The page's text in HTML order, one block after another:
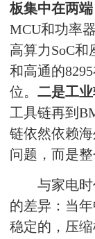
板集中在两端
MCU和功率
高算力SoC
和高通的
位。 二是工业
工具链再到
链依然依赖
问题，而是
与家电
的差异：当
稳定的，压